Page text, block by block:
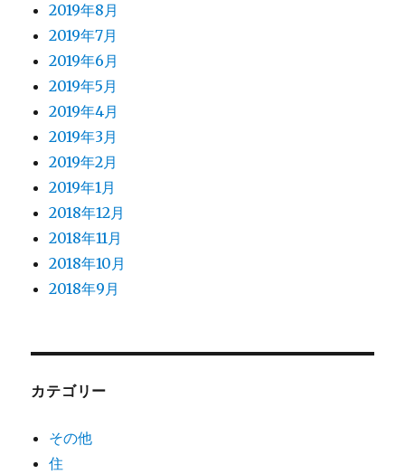
2019年8月
2019年7月
2019年6月
2019年5月
2019年4月
2019年3月
2019年2月
2019年1月
2018年12月
2018年11月
2018年10月
2018年9月
カテゴリー
その他
住